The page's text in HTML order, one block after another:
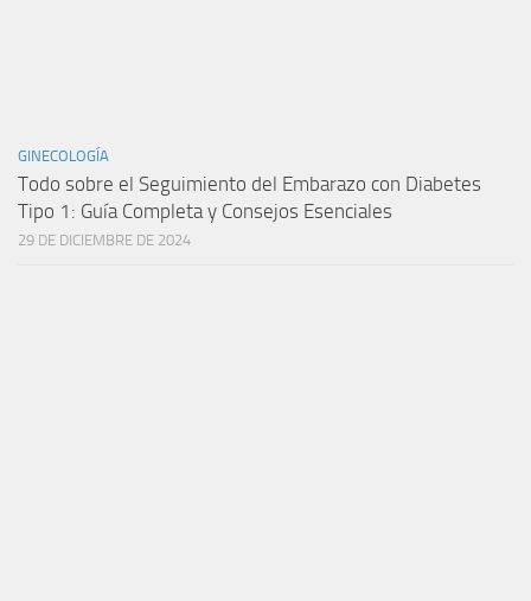
GINECOLOGÍA
Todo sobre el Seguimiento del Embarazo con Diabetes
Tipo 1: Guía Completa y Consejos Esenciales
29 DE DICIEMBRE DE 2024